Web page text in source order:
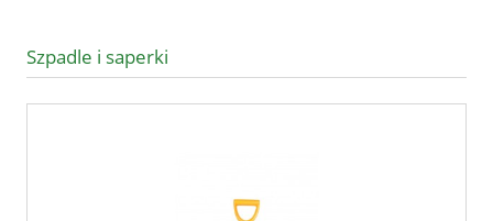
Szpadle i saperki